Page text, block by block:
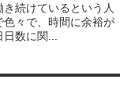
続けているという人
々で、時間に余裕が
数に関...